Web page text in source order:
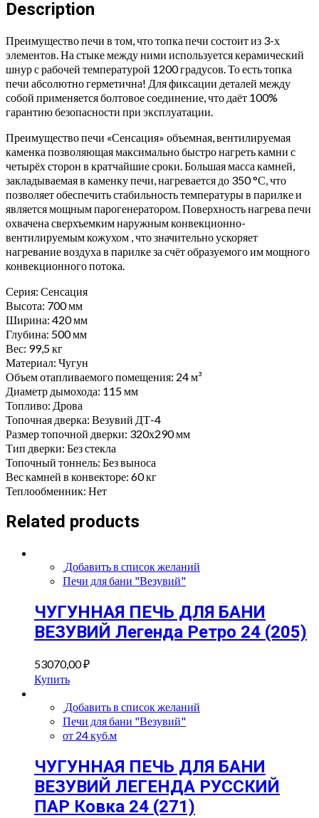
Антрацит
(ДТ-4)
выноса
quantity
Description
Преимущество печи в том, что топка печи состоит из 3-х
элементов. На стыке между ними используется керамический
шнур с рабочей температурой 1200 градусов. То есть топка
печи абсолютно герметична! Для фиксации деталей между
собой применяется болтовое соединение, что даёт 100%
гарантию безопасности при эксплуатации.
Преимущество печи «Сенсация» объемная, вентилируемая
каменка позволяющая максимально быстро нагреть камни с
четырёх сторон в кратчайшие сроки. Большая масса камней,
закладываемая в каменку печи, нагревается до 350 °С, что
позволяет обеспечить стабильность температуры в парилке и
является мощным парогенератором. Поверхность нагрева печи
охвачена сверхъемким наружным конвекционно-
вентилируемым кожухом , что значительно ускоряет
нагревание воздуха в парилке за счёт образуемого им мощного
конвекционного потока.
Серия: Сенсация
Высота: 700 мм
Ширина: 420 мм
Глубина: 500 мм
Вес: 99,5 кг
Материал: Чугун
Объем отапливаемого помещения: 24 м³
Диаметр дымохода: 115 мм
Топливо: Дрова
Топочная дверка: Везувий ДТ-4
Размер топочной дверки: 320х290 мм
Тип дверки: Без стекла
Топочный тоннель: Без выноса
Вес камней в конвекторе: 60 кг
Теплообменник: Нет
Related products
Добавить в список желаний
Печи для бани "Везувий"
ЧУГУННАЯ ПЕЧЬ ДЛЯ БАНИ
ВЕЗУВИЙ Легенда Ретро 24 (205)
53070,00₽
Купить
Добавить в список желаний
Печи для бани "Везувий"
от 24 куб.м
ЧУГУННАЯ ПЕЧЬ ДЛЯ БАНИ
ВЕЗУВИЙ ЛЕГЕНДА РУССКИЙ
ПАР Ковка 24 (271)